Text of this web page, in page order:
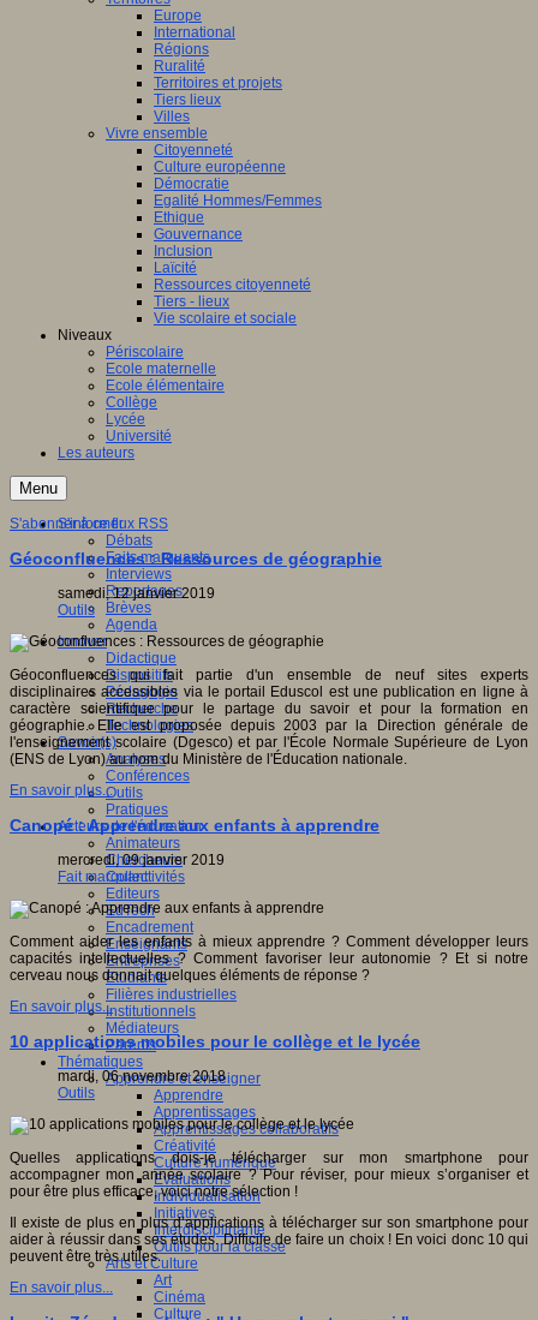
Europe
International
Régions
Ruralité
Territoires et projets
Tiers lieux
Villes
Vivre ensemble
Citoyenneté
Culture européenne
Démocratie
Egalité Hommes/Femmes
Ethique
Gouvernance
Inclusion
Laïcité
Ressources citoyenneté
Tiers - lieux
Vie scolaire et sociale
Niveaux
Périscolaire
Ecole maternelle
Ecole élémentaire
Collège
Lycée
Université
Les auteurs
Menu
S'informer
Débats
Faits marquants
Interviews
Reportages
Brèves
Agenda
Innover
Didactique
Dispositifs
Pédagogie
Recherche
Technologies
Savoir(s)
Analyses
Conférences
Outils
Pratiques
Acteurs de l'éducation
Animateurs
Chercheurs
Collectivités
Editeurs
EdTech
Encadrement
Enseignants
Entreprises
Etudiants
Filières industrielles
Institutionnels
Médiateurs
Parents
Thématiques
Apprendre et enseigner
Apprendre
Apprentissages
Apprentissages collaboratifs
Créativité
Culture numérique
Evaluations
Individualisation
Initiatives
Interdisciplinarité
Outils pour la classe
Arts et Culture
Art
Cinéma
Culture
S'abonner à ce flux RSS
Géoconfluences : Ressources de géographie
samedi, 12 janvier 2019
Outils
Géoconfluences qui fait partie d'un ensemble de neuf sites experts
disciplinaires accessibles via le portail Eduscol est une publication en ligne à
caractère scientifique pour le partage du savoir et pour la formation en
géographie. Elle est proposée depuis 2003 par la Direction générale de
l'enseignement scolaire (Dgesco) et par l'École Normale Supérieure de Lyon
(ENS de Lyon) au nom du Ministère de l'Éducation nationale.
En savoir plus...
Canopé : Apprendre aux enfants à apprendre
mercredi, 09 janvier 2019
Fait marquant
Comment aider les enfants à mieux apprendre ? Comment développer leurs
capacités intellectuelles ? Comment favoriser leur autonomie ? Et si notre
cerveau nous donnait quelques éléments de réponse ?
En savoir plus...
10 applications mobiles pour le collège et le lycée
mardi, 06 novembre 2018
Outils
Quelles applications dois-je télécharger sur mon smartphone pour
accompagner mon année scolaire ? Pour réviser, pour mieux s’organiser et
pour être plus efficace, voici notre sélection !
Il existe de plus en plus d’applications à télécharger sur son smartphone pour
aider à réussir dans ses études. Difficile de faire un choix ! En voici donc 10 qui
peuvent être très utiles.
En savoir plus...